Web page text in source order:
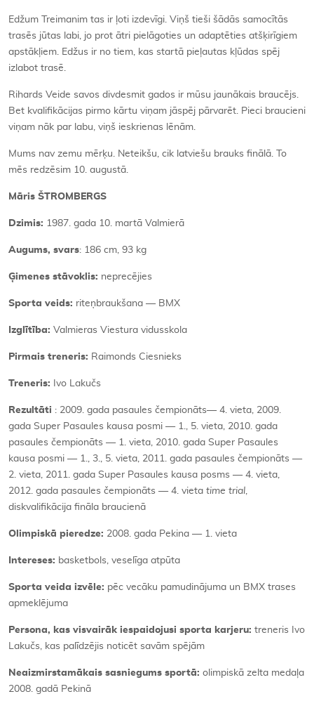
Edžum Treimanim tas ir ļoti izdevīgi. Viņš tieši šādās samocītās
trasēs jūtas labi, jo prot ātri pielāgoties un adaptēties atšķirīgiem
apstākļiem. Edžus ir no tiem, kas startā pieļautas kļūdas spēj
izlabot trasē.
Rihards Veide savos divdesmit gados ir mūsu jaunākais braucējs.
Bet kvalifikācijas pirmo kārtu viņam jāspēj pārvarēt. Pieci braucieni
viņam nāk par labu, viņš ieskrienas lēnām.
Mums nav zemu mērķu. Neteikšu, cik latviešu brauks finālā. To
mēs redzēsim 10. augustā.
Māris ŠTROMBERGS
Dzimis: 1987. gada 10. martā Valmierā
Augums, svars: 186 cm, 93 kg
Ģimenes stāvoklis: neprecējies
Sporta veids: riteņbraukšana — BMX
Izglītība: Valmieras Viestura vidusskola
Pirmais treneris: Raimonds Ciesnieks
Treneris: Ivo Lakučs
Rezultāti : 2009. gada pasaules čempionāts— 4. vieta, 2009.
gada Super Pasaules kausa posmi — 1., 5. vieta, 2010. gada
pasaules čempionāts — 1. vieta, 2010. gada Super Pasaules
kausa posmi — 1., 3., 5. vieta, 2011. gada pasaules čempionāts —
2. vieta, 2011. gada Super Pasaules kausa posms — 4. vieta,
2012. gada pasaules čempionāts — 4. vieta time trial,
diskvalifikācija fināla braucienā
Olimpiskā pieredze: 2008. gada Pekina — 1. vieta
Intereses: basketbols, veselīga atpūta
Sporta veida izvēle: pēc vecāku pamudinājuma un BMX trases
apmeklējuma
Persona, kas visvairāk iespaidojusi sporta karjeru: treneris Ivo
Lakučs, kas palīdzējis noticēt savām spējām
Neaizmirstamākais sasniegums sportā: olimpiskā zelta medaļa
2008. gadā Pekinā